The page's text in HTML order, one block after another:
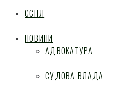
ЄСПЛ
НОВИНИ
АДВОКАТУРА
СУДОВА ВЛАДА